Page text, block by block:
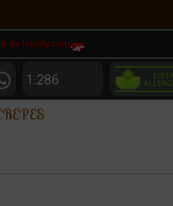
da Isycity.com
1.286